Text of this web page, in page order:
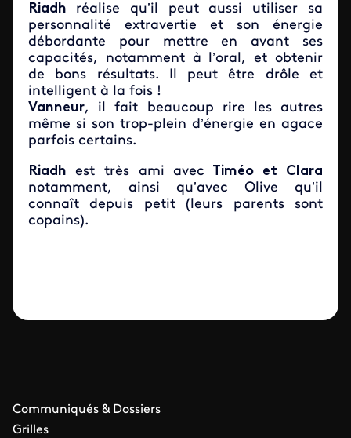
Riadh réalise qu’il peut aussi utiliser sa
personnalité extravertie et son énergie
débordante pour mettre en avant ses
capacités, notamment à l’oral, et obtenir
de bons résultats. Il peut être drôle et
intelligent à la fois !
Vanneur, il fait beaucoup rire les autres
même si son trop-plein d’énergie en agace
parfois certains.
Riadh est très ami avec Timéo et Clara
notamment, ainsi qu’avec Olive qu’il
connaît depuis petit (leurs parents sont
copains).
Communiqués & Dossiers
Grilles